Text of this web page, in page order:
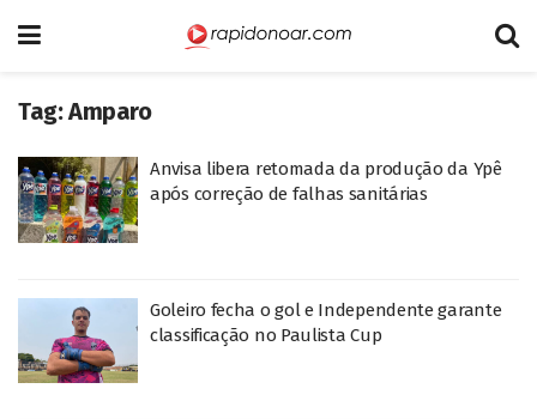
Tag:Amparo
Anvisa libera retomada da produção da Ypê
após correção de falhas sanitárias
Goleiro fecha o gol e Independente garante
classificação no Paulista Cup